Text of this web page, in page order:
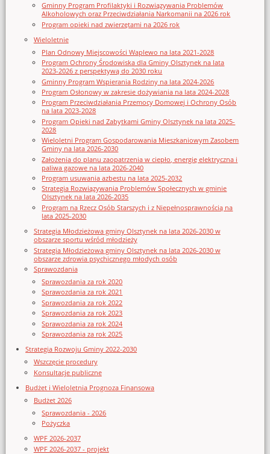
Gminny Program Profilaktyki i Rozwiązywania Problemów
Alkoholowych oraz Przeciwdziałania Narkomanii na 2026 rok
Program opieki nad zwierzętami na 2026 rok
Wieloletnie
Plan Odnowy Miejscowości Waplewo na lata 2021-2028
Program Ochrony Środowiska dla Gminy Olsztynek na lata
2023-2026 z perspektywą do 2030 roku
Gminny Program Wspierania Rodziny na lata 2024-2026
Program Osłonowy w zakresie dożywiania na lata 2024-2028
Program Przeciwdziałania Przemocy Domowej i Ochrony Osób
na lata 2023-2028
Program Opieki nad Zabytkami Gminy Olsztynek na lata 2025-
2028
Wieloletni Program Gospodarowania Mieszkaniowym Zasobem
Gminy na lata 2026-2030
Założenia do planu zaopatrzenia w ciepło, energię elektryczna i
paliwa gazowe na lata 2026-2040
Program usuwania azbestu na lata 2025-2032
Strategia Rozwiązywania Problemów Społecznych w gminie
Olsztynek na lata 2026-2035
Program na Rzecz Osób Starszych i z Niepełnosprawnością na
lata 2025-2030
Strategia Młodzieżowa gminy Olsztynek na lata 2026-2030 w
obszarze sportu wśród młodzieży
Strategia Młodzieżowa gminy Olsztynek na lata 2026-2030 w
obszarze zdrowia psychicznego młodych osób
Sprawozdania
Sprawozdania za rok 2020
Sprawozdania za rok 2021
Sprawozdania za rok 2022
Sprawozdania za rok 2023
Sprawozdania za rok 2024
Sprawozdania za rok 2025
Strategia Rozwoju Gminy 2022-2030
Wszczęcie procedury
Konsultacje publiczne
Budżet i Wieloletnia Prognoza Finansowa
Budżet 2026
Sprawozdania - 2026
Pożyczka
WPF 2026-2037
WPF 2026-2037 - projekt